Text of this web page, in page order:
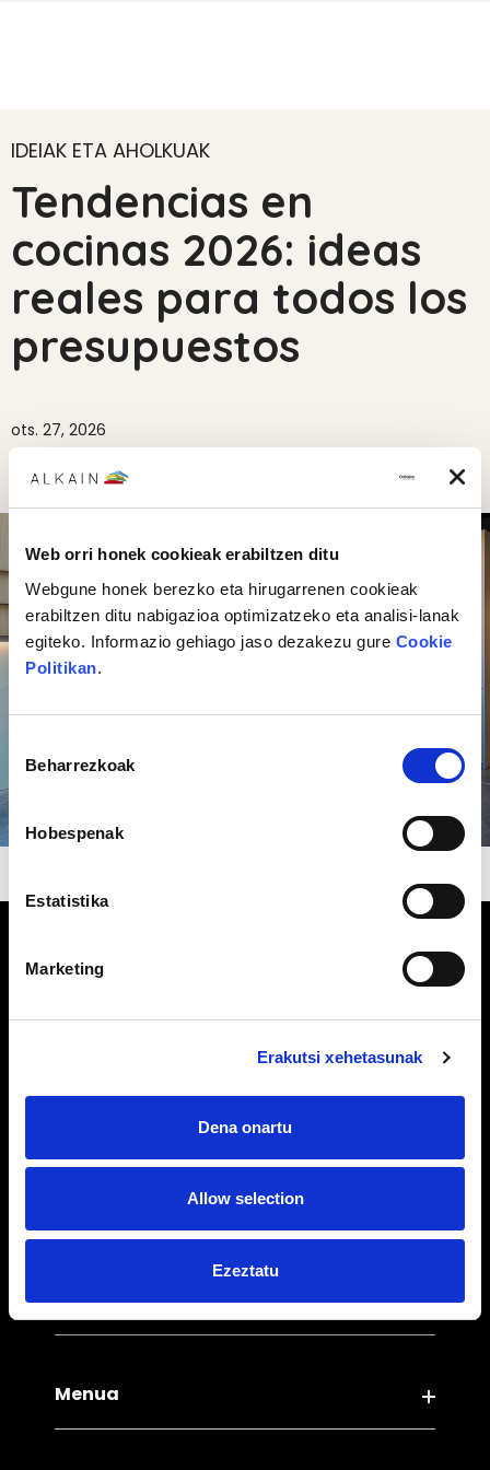
Web orri honek cookieak erabiltzen ditu
Webgune honek berezko eta hirugarrenen cookieak
erabiltzen ditu nabigazioa optimizatzeko eta analisi-lanak
egiteko. Informazio gehiago jaso dezakezu gure Cookie
Politikan.
hautatzea
Beharrezkoak
Hobespenak
Estatistika
Marketing
Erakutsi xehetasunak
Dena onartu
Allow selection
Ezeztatu
IDEIAK ETA AHOLKUAK
Tendencias en
cocinas 2026: ideas
reales para todos los
presupuestos
ots. 27, 2026
Sukaldeak
ALKAIN HONDARRIBIA
Amutalde kalea, 17 - 20280 Hondarribia
Txalaka Pasealekua, 23 - 20115 Astigarraga
Sarbide azkarrak
Menua